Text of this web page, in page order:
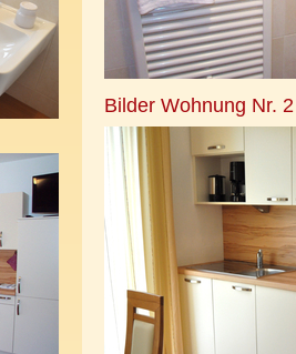
Bilder Wohnung Nr. 2